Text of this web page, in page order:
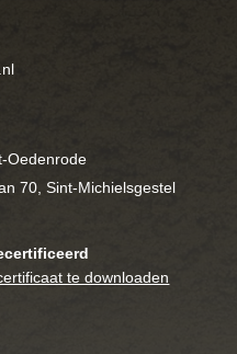
Oedenrode
70, Sint-Michielsgestel
te downloaden